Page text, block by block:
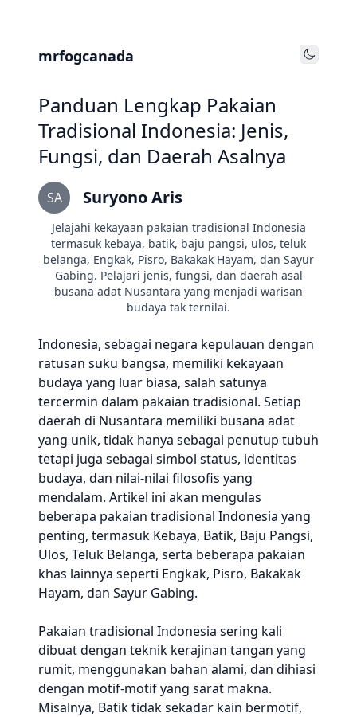
mrfogcanada Toggle
Panduan Lengkap Pakaian
Tradisional Indonesia: Jenis,
Fungsi, dan Daerah Asalnya
SA Suryono Aris
Jelajahi kekayaan pakaian tradisional Indonesia
termasuk kebaya, batik, baju pangsi, ulos, teluk
belanga, Engkak, Pisro, Bakakak Hayam, dan Sayur
Gabing. Pelajari jenis, fungsi, dan daerah asal
busana adat Nusantara yang menjadi warisan
budaya tak ternilai.
Indonesia, sebagai negara kepulauan dengan
ratusan suku bangsa, memiliki kekayaan
budaya yang luar biasa, salah satunya
tercermin dalam pakaian tradisional. Setiap
daerah di Nusantara memiliki busana adat
yang unik, tidak hanya sebagai penutup tubuh
tetapi juga sebagai simbol status, identitas
budaya, dan nilai-nilai filosofis yang
mendalam. Artikel ini akan mengulas
beberapa pakaian tradisional Indonesia yang
penting, termasuk Kebaya, Batik, Baju Pangsi,
Ulos, Teluk Belanga, serta beberapa pakaian
khas lainnya seperti Engkak, Pisro, Bakakak
Hayam, dan Sayur Gabing.
Pakaian tradisional Indonesia sering kali
dibuat dengan teknik kerajinan tangan yang
rumit, menggunakan bahan alami, dan dihiasi
dengan motif-motif yang sarat makna.
Misalnya, Batik tidak sekadar kain bermotif,